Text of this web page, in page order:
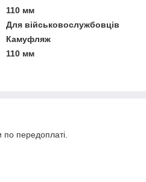
110 мм
Для військовослужбовців
Камуфляж
110 мм
по передоплаті.